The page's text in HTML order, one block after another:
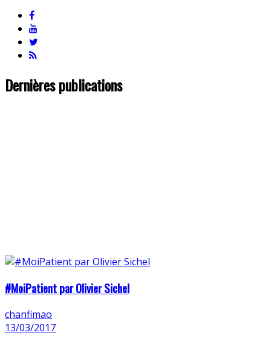
Dernières publications
#MoiPatient par Olivier Sichel
chanfimao
13/03/2017